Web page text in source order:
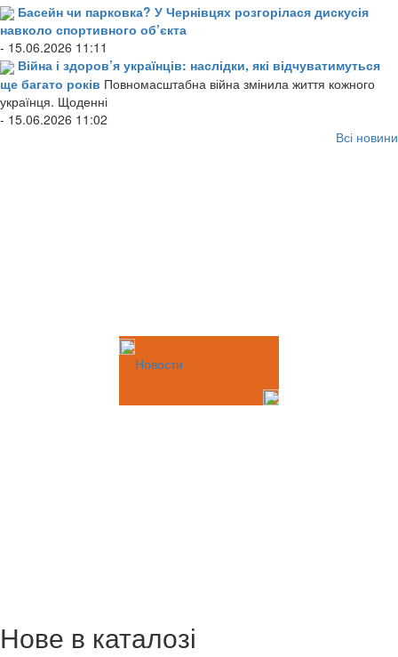
Басейн чи парковка? У Чернівцях розгорілася дискусія
навколо спортивного об’єкта
- 15.06.2026 11:11
Війна і здоров’я українців: наслідки, які відчуватимуться
ще багато років Повномасштабна війна змінила життя кожного
українця. Щоденні
- 15.06.2026 11:02
Всі новини
Новости
Нове в каталозі